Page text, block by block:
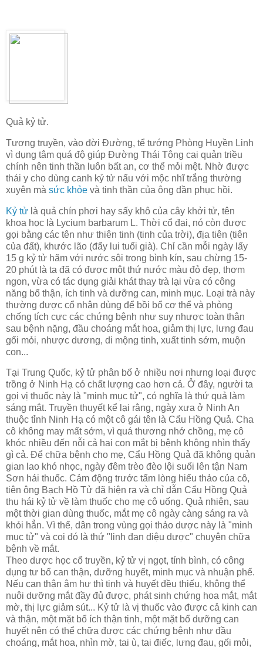
Quả kỷ tử.
Tương truyền, vào đời Đường, tể tướng Phòng Huyền Linh
vì dụng tâm quá độ giúp Đường Thái Tông cai quản triều
chính nên tinh thần luôn bất an, cơ thể mỏi mệt. Nhờ được
thái y cho dùng canh kỷ tử nấu với mộc nhĩ trắng thường
xuyên mà sức khỏe và tinh thần của ông dần phục hồi.
Kỷ tử là quả chín phơi hay sấy khô của cây khởi tử, tên
khoa học là Lycium barbarum L. Thời cổ đại, nó còn được
gọi bằng các tên như thiên tinh (tinh của trời), địa tiên (tiên
của đất), khước lão (đẩy lui tuổi già). Chỉ cần mỗi ngày lấy
15 g kỷ tử hãm với nước sôi trong bình kín, sau chừng 15-
20 phút là ta đã có được một thứ nước màu đỏ đẹp, thơm
ngon, vừa có tác dụng giải khát thay trà lại vừa có công
năng bổ thận, ích tinh và dưỡng can, minh mục. Loại trà này
thường được cổ nhân dùng để bồi bổ cơ thể và phòng
chống tích cực các chứng bệnh như suy nhược toàn thân
sau bệnh nặng, đầu choáng mắt hoa, giảm thị lực, lưng đau
gối mỏi, nhược dương, di mộng tinh, xuất tinh sớm, muộn
con...
Tại Trung Quốc, kỷ tử phân bố ở nhiều nơi nhưng loại được
trồng ở Ninh Hạ có chất lượng cao hơn cả. Ở đây, người ta
gọi vị thuốc này là "minh mục tử", có nghĩa là thứ quả làm
sáng mắt. Truyền thuyết kể lại rằng, ngày xưa ở Ninh An
thuộc tỉnh Ninh Hạ có một cô gái tên là Cẩu Hồng Quả. Cha
cô không may mất sớm, vì quá thương nhớ chồng, mẹ cô
khóc nhiều đến nỗi cả hai con mắt bị bệnh không nhìn thấy
gì cả. Để chữa bệnh cho mẹ, Cẩu Hồng Quả đã không quản
gian lao khó nhọc, ngày đêm trèo đèo lội suối lên tận Nam
Sơn hái thuốc. Cảm động trước tấm lòng hiếu thảo của cô,
tiên ông Bạch Hồ Tử đã hiện ra và chỉ dẫn Cẩu Hồng Quả
thu hái kỷ tử về làm thuốc cho mẹ cô uống. Quả nhiên, sau
một thời gian dùng thuốc, mắt mẹ cô ngày càng sáng ra và
khỏi hẳn. Vì thế, dân trong vùng gọi thảo dược này là "minh
mục tử" và coi đó là thứ "linh đan diệu dược" chuyên chữa
bệnh về mắt.
Theo dược học cổ truyền, kỷ tử vị ngọt, tính bình, có công
dụng tư bổ can thận, dưỡng huyết, minh mục và nhuận phế.
Nếu can thận âm hư thì tinh và huyết đều thiếu, không thể
nuôi dưỡng mắt đầy đủ được, phát sinh chứng hoa mắt, mắt
mờ, thị lực giảm sút... Kỷ tử là vị thuốc vào được cả kinh can
và thận, một mặt bổ ích thận tinh, một mặt bổ dưỡng can
huyết nên có thể chữa được các chứng bệnh như đầu
choáng, mắt hoa, nhìn mờ, tai ù, tai điếc, lưng đau, gối mỏi,